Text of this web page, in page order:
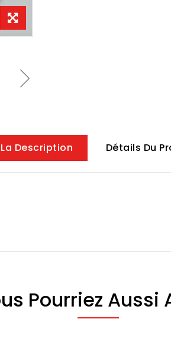
La Description Détails Du
Pourriez Aussi